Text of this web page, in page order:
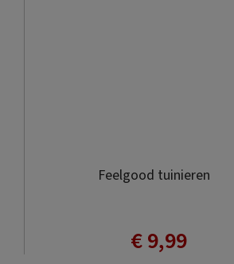
Feelgood tuinieren
€ 9,99